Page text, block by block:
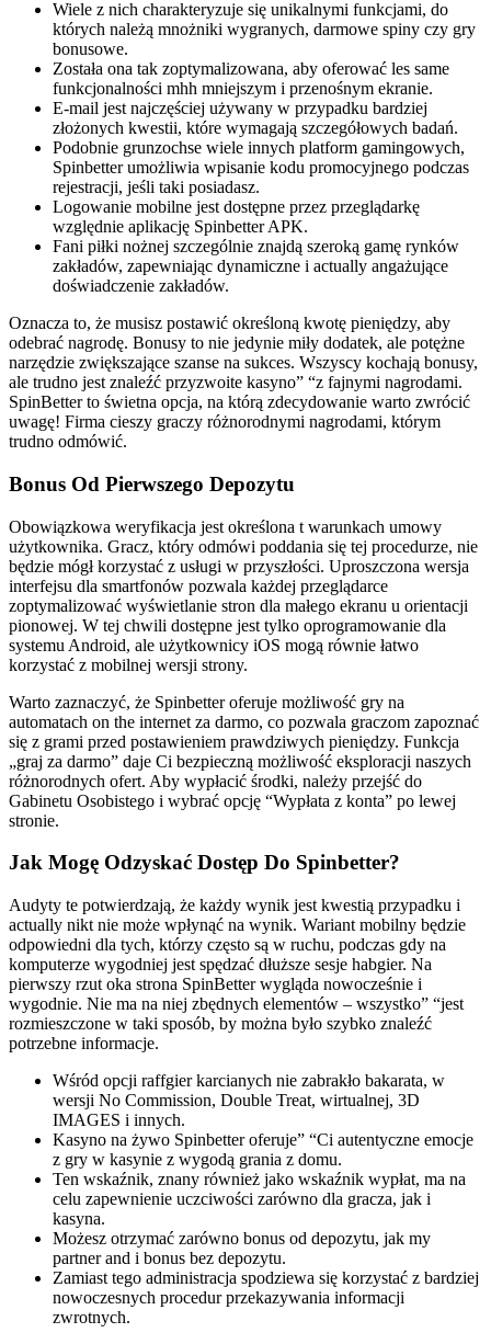
Wiele z nich charakteryzuje się unikalnymi funkcjami, do
których należą mnożniki wygranych, darmowe spiny czy gry
bonusowe.
Została ona tak zoptymalizowana, aby oferować les same
funkcjonalności mhh mniejszym i przenośnym ekranie.
E-mail jest najczęściej używany w przypadku bardziej
złożonych kwestii, które wymagają szczegółowych badań.
Podobnie grunzochse wiele innych platform gamingowych,
Spinbetter umożliwia wpisanie kodu promocyjnego podczas
rejestracji, jeśli taki posiadasz.
Logowanie mobilne jest dostępne przez przeglądarkę
względnie aplikację Spinbetter APK.
Fani piłki nożnej szczególnie znajdą szeroką gamę rynków
zakładów, zapewniając dynamiczne i actually angażujące
doświadczenie zakładów.
Oznacza to, że musisz postawić określoną kwotę pieniędzy, aby
odebrać nagrodę. Bonusy to nie jedynie miły dodatek, ale potężne
narzędzie zwiększające szanse na sukces. Wszyscy kochają bonusy,
ale trudno jest znaleźć przyzwoite kasyno” “z fajnymi nagrodami.
SpinBetter to świetna opcja, na którą zdecydowanie warto zwrócić
uwagę! Firma cieszy graczy różnorodnymi nagrodami, którym
trudno odmówić.
Bonus Od Pierwszego Depozytu
Obowiązkowa weryfikacja jest określona t warunkach umowy
użytkownika. Gracz, który odmówi poddania się tej procedurze, nie
będzie mógł korzystać z usługi w przyszłości. Uproszczona wersja
interfejsu dla smartfonów pozwala każdej przeglądarce
zoptymalizować wyświetlanie stron dla małego ekranu u orientacji
pionowej. W tej chwili dostępne jest tylko oprogramowanie dla
systemu Android, ale użytkownicy iOS mogą równie łatwo
korzystać z mobilnej wersji strony.
Warto zaznaczyć, że Spinbetter oferuje możliwość gry na
automatach on the internet za darmo, co pozwala graczom zapoznać
się z grami przed postawieniem prawdziwych pieniędzy. Funkcja
„graj za darmo” daje Ci bezpieczną możliwość eksploracji naszych
różnorodnych ofert. Aby wypłacić środki, należy przejść do
Gabinetu Osobistego i wybrać opcję “Wypłata z konta” po lewej
stronie.
Jak Mogę Odzyskać Dostęp Do Spinbetter?
Audyty te potwierdzają, że każdy wynik jest kwestią przypadku i
actually nikt nie może wpłynąć na wynik. Wariant mobilny będzie
odpowiedni dla tych, którzy często są w ruchu, podczas gdy na
komputerze wygodniej jest spędzać dłuższe sesje habgier. Na
pierwszy rzut oka strona SpinBetter wygląda nowocześnie i
wygodnie. Nie ma na niej zbędnych elementów – wszystko” “jest
rozmieszczone w taki sposób, by można było szybko znaleźć
potrzebne informacje.
Wśród opcji raffgier karcianych nie zabrakło bakarata, w
wersji No Commission, Double Treat, wirtualnej, 3D
IMAGES i innych.
Kasyno na żywo Spinbetter oferuje” “Ci autentyczne emocje
z gry w kasynie z wygodą grania z domu.
Ten wskaźnik, znany również jako wskaźnik wypłat, ma na
celu zapewnienie uczciwości zarówno dla gracza, jak i
kasyna.
Możesz otrzymać zarówno bonus od depozytu, jak my
partner and i bonus bez depozytu.
Zamiast tego administracja spodziewa się korzystać z bardziej
nowoczesnych procedur przekazywania informacji
zwrotnych.